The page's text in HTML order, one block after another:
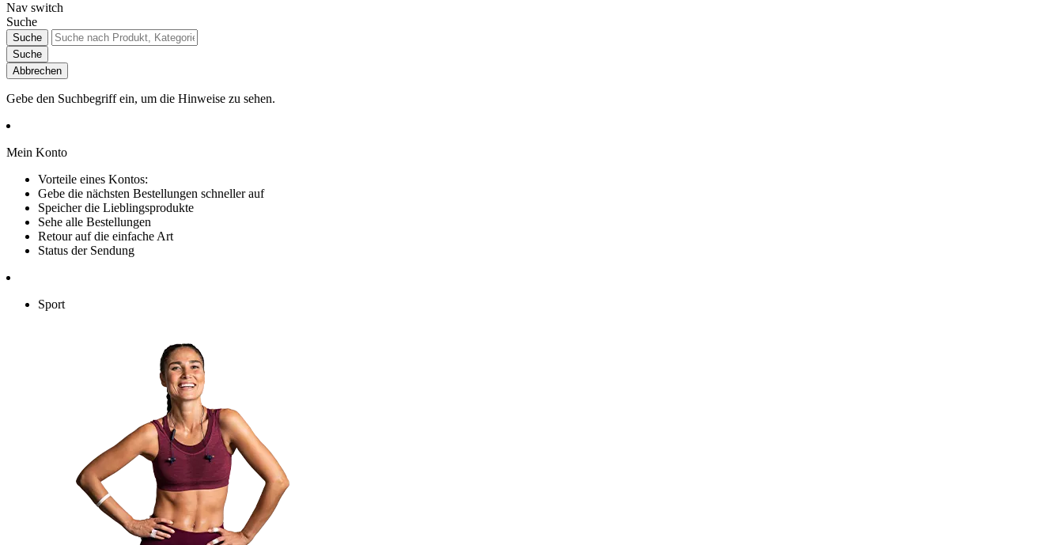
Nav switch
Suche
Suche
Suche
Abbrechen
Gebe den Suchbegriff ein, um die Hinweise zu sehen.
Mein Konto
Vorteile eines Kontos:
Gebe die nächsten Bestellungen schneller auf
Speicher die Lieblingsprodukte
Sehe alle Bestellungen
Retour auf die einfache Art
Status der Sendung
Sport